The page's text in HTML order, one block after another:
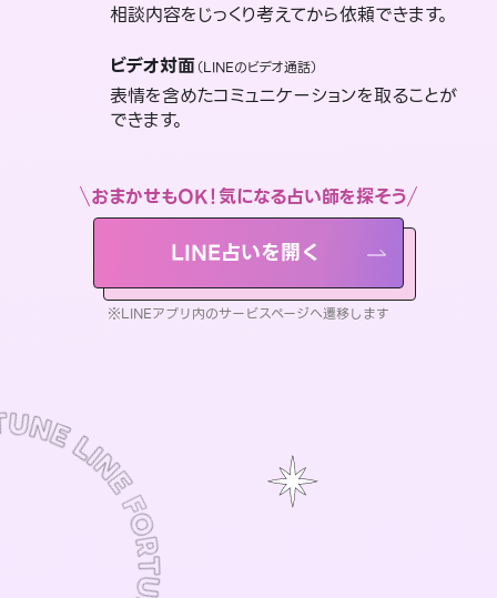
相談内容をじっくり考えてから依頼できます。
ビデオ対面（LINEのビデオ通話）
表情を含めたコミュニケーションを取ることが
できます。
おまかせもOK！気になる占い師を探そう
LINE占いを開く
※LINEアプリ内のサービスページへ遷移します